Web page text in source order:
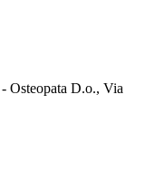
Osteopata D.o., Via